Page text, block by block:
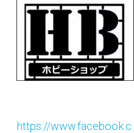
https://www.facebook.c